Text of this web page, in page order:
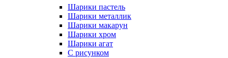
Шарики пастель
Шарики металлик
Шарики макарун
Шарики хром
Шарики агат
С рисунком